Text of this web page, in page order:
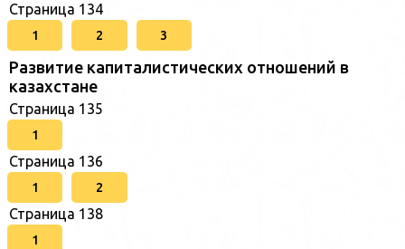
Страница 134
1 2 3
Развитие капиталистических отношений в
казахстане
Страница 135
1
Страница 136
1 2
Страница 138
1